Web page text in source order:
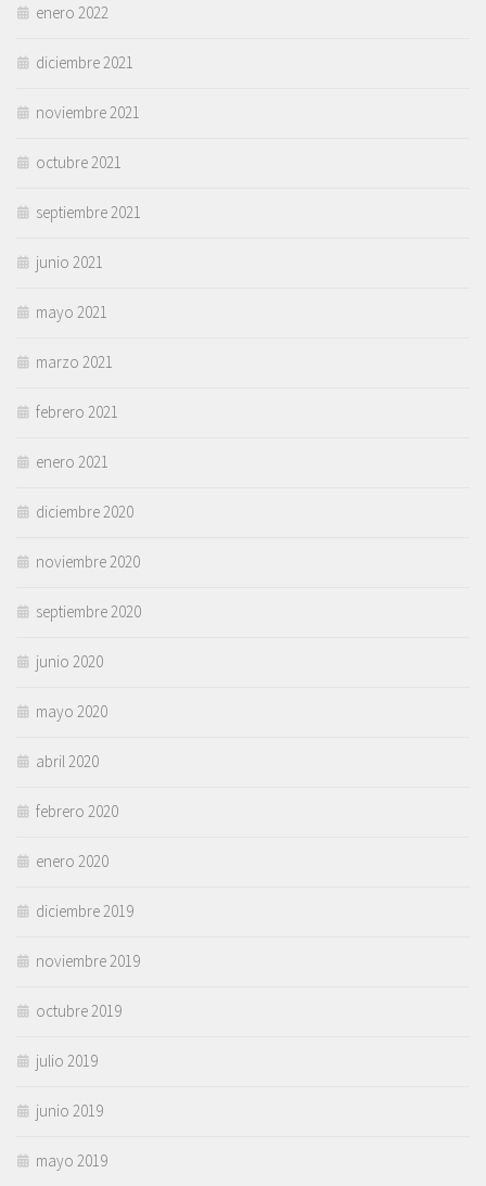
enero 2022
diciembre 2021
noviembre 2021
octubre 2021
septiembre 2021
junio 2021
mayo 2021
marzo 2021
febrero 2021
enero 2021
diciembre 2020
noviembre 2020
septiembre 2020
junio 2020
mayo 2020
abril 2020
febrero 2020
enero 2020
diciembre 2019
noviembre 2019
octubre 2019
julio 2019
junio 2019
mayo 2019